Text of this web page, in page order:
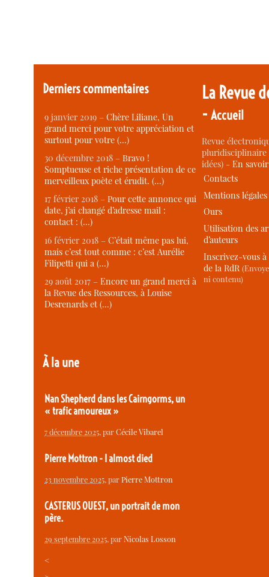
Derniers commentaires
9 janvier 2019 –Chère Liliane, Un
grand merci pour votre appréciation et
surtout pour votre (…)
30 décembre 2018 –Bravo !
Somptueuse et riche présentation de ce
merveilleux poète et érudit. (…)
17 février 2018 –Pour cette annonce qui
date, j’ai changé d’adresse mail :
contact : (…)
16 février 2018 –C’était même pas lui,
mais c’est tout comme : c’est Aurélie
Filipetti qui a (…)
29 août 2017 –Encore un grand merci à
la Revue des Ressources, à Louise
Desrenards et (…)
À la une
Nan Shepherd dans les Cairngorms, un
« trafic amoureux »
7 décembre 2025, parCécile Vibarel
Pierre Mottron - I almost died
23 novembre 2025, parPierre Mottron
CASTERUS OUEST, un portrait de mon
père.
29 septembre 2025, parNicolas Losson
<
La Revue
-Accueil
Revue
idées) -En
Contacts
Mentions légales
Ours
Utilisation des
d’auteurs
Inscrivez-vous
de la RdR
ni contenu)